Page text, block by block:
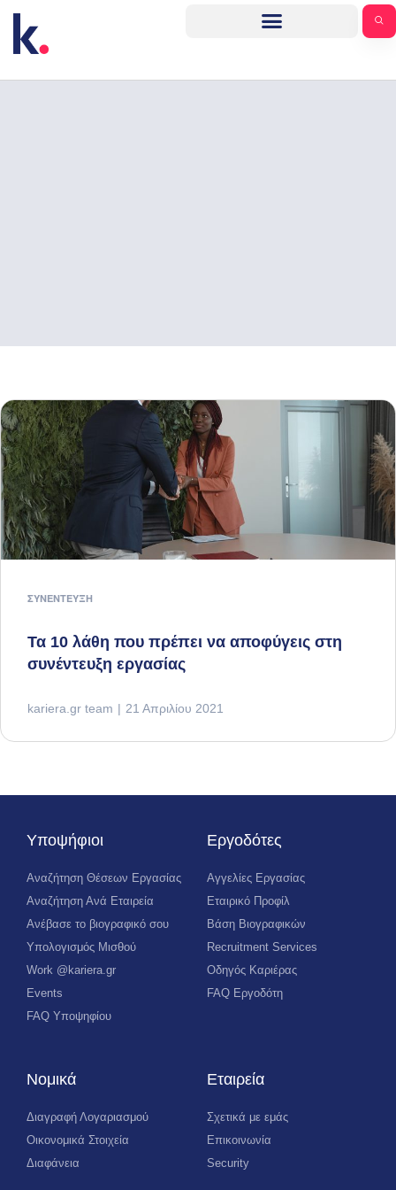
ΣΥΝΈΝΤΕΥΞΗ
Τα 10 λάθη που πρέπει να αποφύγεις στη
συνέντευξη εργασίας
kariera.gr team 21 Απριλίου 2021
Υποψήφιοι
Αναζήτηση Θέσεων Εργασίας
Αναζήτηση Ανά Εταιρεία
Ανέβασε το βιογραφικό σου
Υπολογισμός Μισθού
Work @kariera.gr
Events
FAQ Υποψηφίου
Εργοδότες
Αγγελίες Εργασίας
Εταιρικό Προφίλ
Βάση Βιογραφικών
Recruitment Services
Οδηγός Καριέρας
FAQ Εργοδότη
Νομικά
Διαγραφή Λογαριασμού
Οικονομικά Στοιχεία
Διαφάνεια
Εταιρεία
Σχετικά με εμάς
Επικοινωνία
Security